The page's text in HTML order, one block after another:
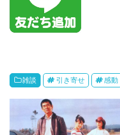
雑談 引き寄せ 感動